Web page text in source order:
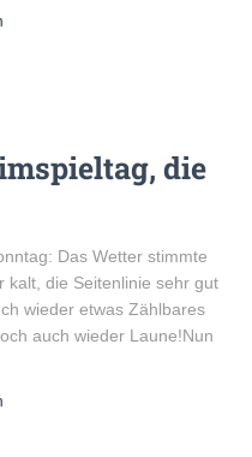
die
Das Wetter stimmte
kalt, die Seitenlinie sehr gut
wieder etwas Zählbares
auch wieder Laune!Nun